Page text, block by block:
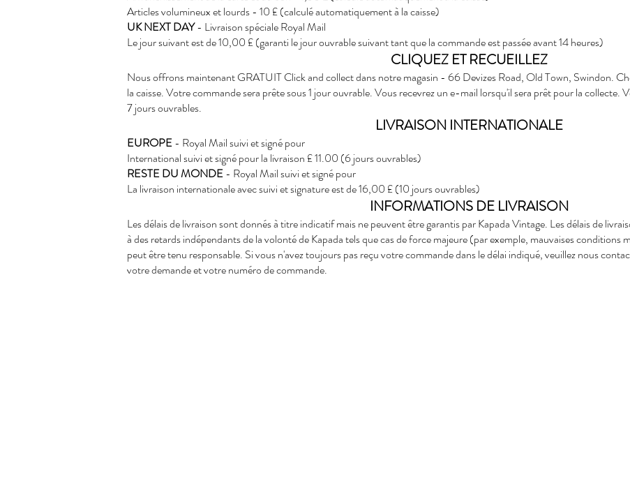
Articles volumineux et lourds - 10 £ (calculé automatiquement à la caisse)
UK NEXT DAY- Livraison spéciale Royal Mail
Le jour suivant est de 10,00 £ (garanti le jour ouvrable suivant tant que la commande est passée avant 14 heures)
CLIQUEZ ET RECUEILLEZ
Nous offrons maintenant GRATUIT Click and collect dans notre magasin - 66 Devizes Road, Old Town, Swindon.
la caisse. Votre commande sera prête sous 1 jour ouvrable. Vous recevrez un e-mail lorsqu'il sera prêt pour la collecte.
7 jours ouvrables.
LIVRAISON INTERNATIONALE
EUROPE- Royal Mail suivi et signé pour
International suivi et signé pour la livraison £ 11.00 (6 jours ouvrables)
RESTE DU MONDE- Royal Mail suivi et signé pour
La livraison internationale avec suivi et signature est de 16,00 £ (10 jours ouvrables)
INFORMATIONS DE LIVRAISON
Les délais de livraison sont donnés à titre indicatif mais ne peuvent être garantis par Kapada Vintage. Les délais de
à des retards indépendants de la volonté de Kapada tels que cas de force majeure (par exemple, mauvaises conditions
peut être tenu responsable. Si vous n'avez toujours pas reçu votre commande dans le délai indiqué, veuillez nous
votre demande et votre numéro de commande.